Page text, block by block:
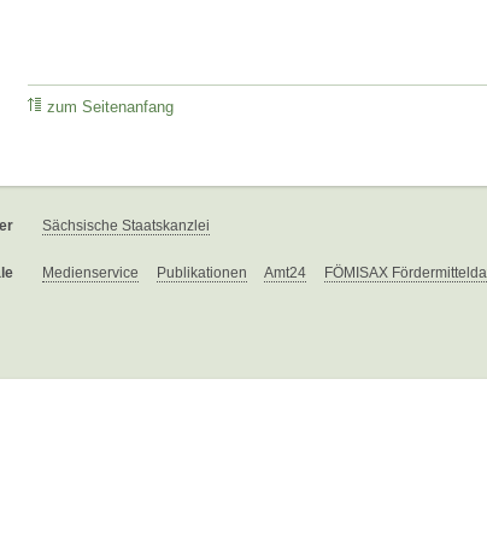
zum Seitenanfang
Sächsische Staatskanzlei
Medienservice Publikationen Amt24 FÖMISAX